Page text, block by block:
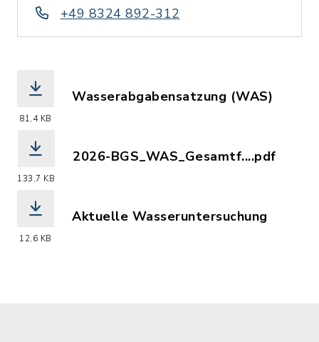
+49 8324 892-312
81,4 KB
Wasserabgabensatzung (WAS)
133,7 KB
2026-BGS_WAS_Gesamtf....pdf
12,6 KB
Aktuelle Wasseruntersuchung